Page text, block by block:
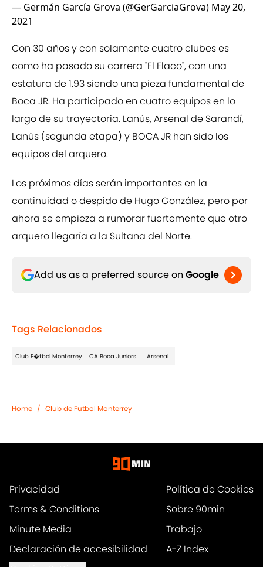
— Germán García Grova (@GerGarciaGrova) May 20,
2021
Con 30 años y con solamente cuatro clubes es
como ha pasado su carrera "El Flaco", con una
estatura de 1.93 siendo una pieza fundamental de
Boca JR. Ha participado en cuatro equipos en lo
largo de su trayectoria. Lanús, Arsenal de Sarandí,
Lanús (segunda etapa) y BOCA JR han sido los
equipos del arquero.
Los próximos días serán importantes en la
continuidad o despido de Hugo González, pero por
ahora se empieza a rumorar fuertemente que otro
arquero llegaría a la Sultana del Norte.
Add us as a preferred source on Google
Tags Relacionados
Club F�tbol Monterrey CA Boca Juniors Arsenal
Home / Club de Futbol Monterrey
Privacidad
Política de Cookies
Terms & Conditions
Sobre 90min
Minute Media
Trabajo
Declaración de accesibilidad
A-Z Index